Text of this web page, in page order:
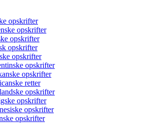
opskrifter
opskrifter
opskrifter
opskrifter
opskrifter
opskrifter
opskrifter
retter
opskrifter
opskrifter
opskrifter
opskrifter